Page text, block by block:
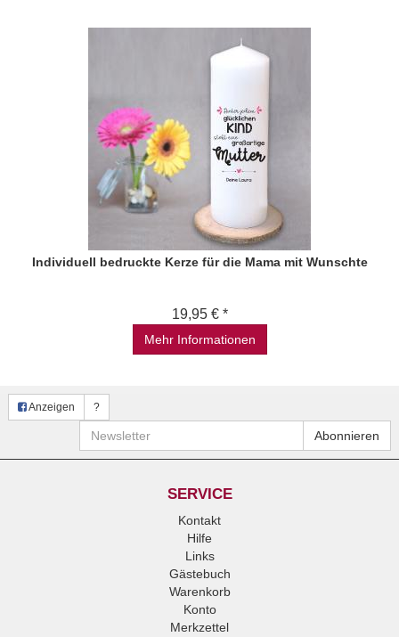
Individuell bedruckte Kerze für die Mama mit Wunschte
19,95 € *
Mehr Informationen
Anzeigen ?
Newsletter Abonnieren
SERVICE
Kontakt
Hilfe
Links
Gästebuch
Warenkorb
Konto
Merkzettel